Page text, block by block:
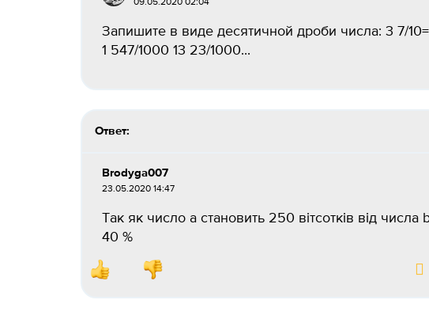
09.05.2020 02:04
Запишите в виде десятичной дроби числа: 3 7/10=
1 547/1000 13 23/1000...
Ответ:
Brodyga007
23.05.2020 14:47
Так як число a становить 250 вітсотків від
40 %